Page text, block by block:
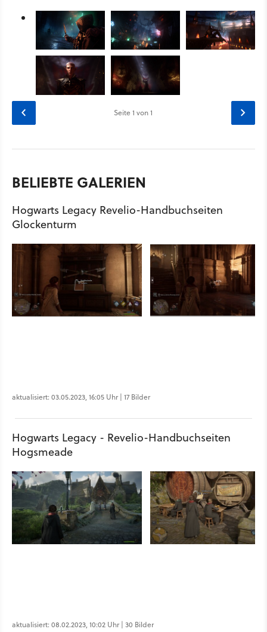
Seite1 von 1
BELIEBTE GALERIEN
Hogwarts Legacy Revelio-Handbuchseiten
Glockenturm
aktualisiert: 03.05.2023, 16:05 Uhr | 17 Bilder
Hogwarts Legacy - Revelio-Handbuchseiten
Hogsmeade
aktualisiert: 08.02.2023, 10:02 Uhr | 30 Bilder